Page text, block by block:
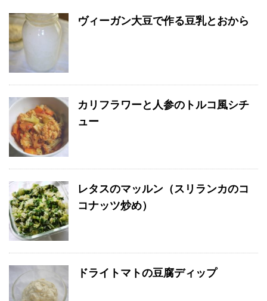
ヴィーガン大豆で作る豆乳とおから
カリフラワーと人参のトルコ風シチ
ュー
レタスのマッルン（スリランカのコ
コナッツ炒め）
ドライトマトの豆腐ディップ